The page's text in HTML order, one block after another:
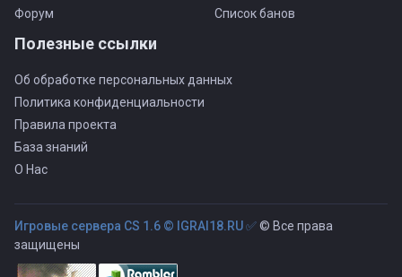
Форум
Список банов
Полезные ссылки
Об обработке персональных данных
Политика конфиденциальности
Правила проекта
База знаний
О Нас
Игровые сервера CS 1.6 © IGRAI18.RU ✅© Все права
защищены